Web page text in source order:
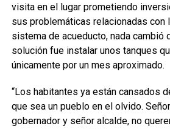
visita en el lugar prometiendo
sus problemáticas relacionadas con
sistema de acueducto, nada cambió
solución fue instalar unos tanques
únicamente por un mes aproximado.
“Los habitantes ya están cansados
que sea un pueblo en el olvido.
gobernador y señor alcalde, no